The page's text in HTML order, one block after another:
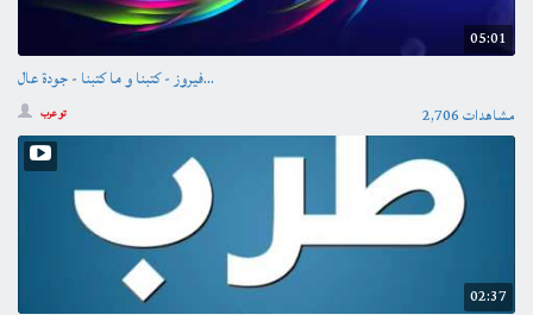
05:01
فيروز - كتبنا و ما كتبنا - جودة عال...
تو عرب 2,706 مشاهدات
02:37